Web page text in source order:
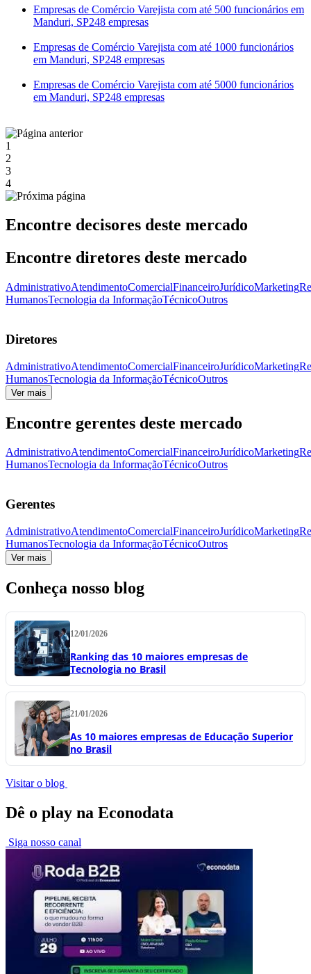
Empresas de Comércio Varejista com até 500 funcionários em
Manduri, SP248 empresas
Empresas de Comércio Varejista com até 1000 funcionários
em Manduri, SP248 empresas
Empresas de Comércio Varejista com até 5000 funcionários
em Manduri, SP248 empresas
1
2
3
4
Encontre decisores deste mercado
Encontre diretores deste mercado
AdministrativoAtendimentoComercialFinanceiroJurídicoMarketing
HumanosTecnologia da InformaçãoTécnicoOutros
Diretores
AdministrativoAtendimentoComercialFinanceiroJurídicoMarketing
HumanosTecnologia da InformaçãoTécnicoOutros
Ver mais
Encontre gerentes deste mercado
AdministrativoAtendimentoComercialFinanceiroJurídicoMarketing
HumanosTecnologia da InformaçãoTécnicoOutros
Gerentes
AdministrativoAtendimentoComercialFinanceiroJurídicoMarketing
HumanosTecnologia da InformaçãoTécnicoOutros
Ver mais
Conheça nosso blog
12/01/2026
Ranking das 10 maiores empresas de
Tecnologia no Brasil
21/01/2026
As 10 maiores empresas de Educação Superior
no Brasil
Visitar o blog
Dê o play na Econodata
Siga nosso canal